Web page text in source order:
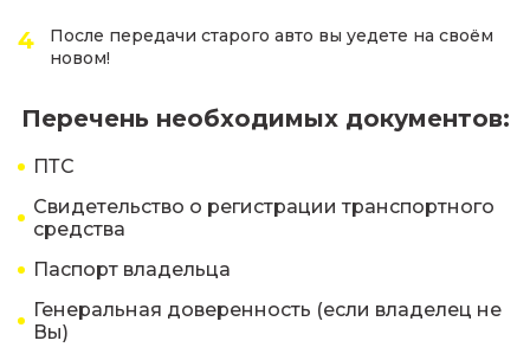
После передачи старого авто вы уедете на своём
новом!
Перечень необходимых документов:
ПТС
Свидетельство о регистрации транспортного
средства
Паспорт владельца
Генеральная доверенность (если владелец не
Вы)